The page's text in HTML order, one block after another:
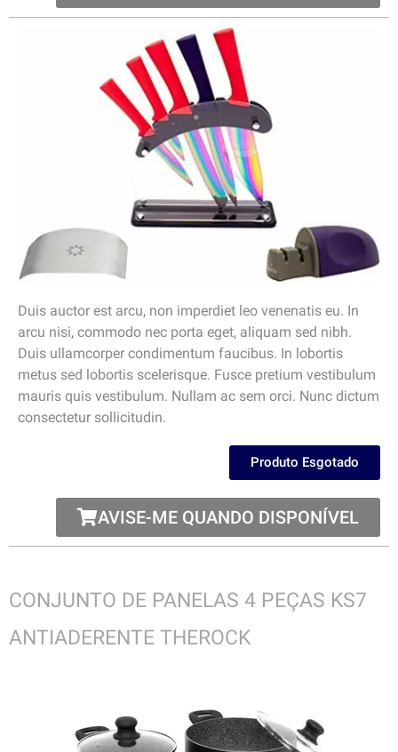
Duis auctor est arcu, non imperdiet leo venenatis eu. In
arcu nisi, commodo nec porta eget, aliquam sed nibh.
Duis ullamcorper condimentum faucibus. In lobortis
metus sed lobortis scelerisque. Fusce pretium vestibulum
mauris quis vestibulum. Nullam ac sem orci. Nunc dictum
consectetur sollicitudin.
Produto Esgotado
AVISE-ME QUANDO DISPONÍVEL
CONJUNTO DE PANELAS 4 PEÇAS KS7
ANTIADERENTE THEROCK